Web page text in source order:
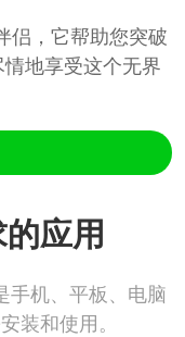
侣，它帮助您突破
地享受这个无界
应用
手机、平板、电脑
装和使用。